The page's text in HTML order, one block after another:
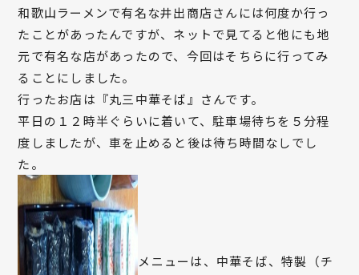
和歌山ラーメンで有名な井出商店さんには何度か行っ
たことがあったんですが、ネットで見てると他にも地
元で有名な店があったので、今回はそちらに行ってみ
ることにしました。
行ったお店は『丸三中華そば』さんです。
平日の１２時半ぐらいに着いて、駐車場待ちを５分程
度しましたが、車を止めると後は待ち時間なしでし
た。
メニューは、中華そば、特製（チ